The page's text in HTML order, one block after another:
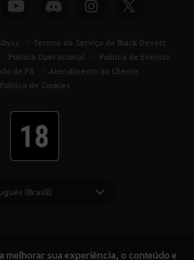
Termos de Serviço de Black Desert
Política Operacional
Política de Eventos
de Fã
Atendimento ao Cliente
Política de Cookies
-
melhorar sua experiência, o conteúdo e